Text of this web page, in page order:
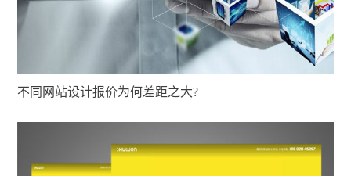
不同网站设计报价为何差距之大?